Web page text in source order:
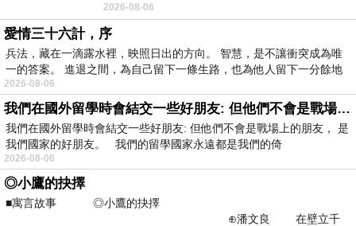
節的，平時也沒什麼儀式感，生活趨近冷
2026-08-06
愛情三十六計，序
兵法，藏在一滴露水裡，映照日出的方向。 智慧，是不讓衝突成為唯
一的答案。 進退之間，為自己留下一條生路，也為他人留下一分餘地
2026-08-06
我們在國外留學時會結交一些好朋友: 但他們不會是戰場上的朋友
我們在國外留學時會結交一些好朋友: 但他們不會是戰場上的朋友， 是
我們國家的好朋友。 我們的留學國家永遠都是我們的倚
2026-08-06
◎小鷹的抉擇
■寓言故事 ◎小鷹的抉擇
⊕潘文良 在壁立千